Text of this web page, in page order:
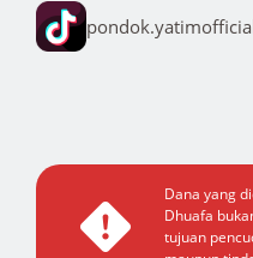
Dana yang
Dhuafa
tujuan